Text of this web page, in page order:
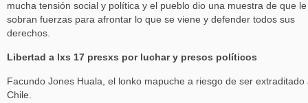
mucha tensión social y política y el pueblo dio una muestra de que le
sobran fuerzas para afrontar lo que se viene y defender todos sus
derechos.
Libertad a lxs 17 presxs por luchar y presos políticos
Facundo Jones Huala, el lonko mapuche a riesgo de ser extraditado
Chile.